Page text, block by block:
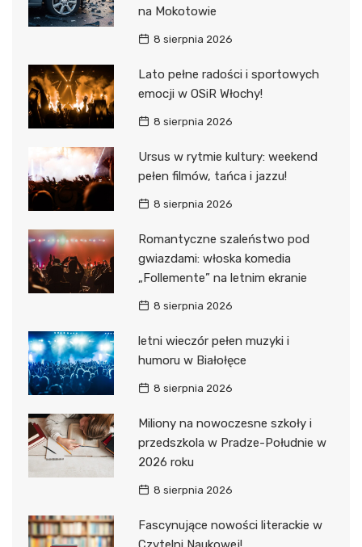
na Mokotowie
8 sierpnia 2026
Lato pełne radości i sportowych
emocji w OSiR Włochy!
8 sierpnia 2026
Ursus w rytmie kultury: weekend
pełen filmów, tańca i jazzu!
8 sierpnia 2026
Romantyczne szaleństwo pod
gwiazdami: włoska komedia
„Follemente” na letnim ekranie
8 sierpnia 2026
letni wieczór pełen muzyki i
humoru w Białołęce
8 sierpnia 2026
Miliony na nowoczesne szkoły i
przedszkola w Pradze-Południe w
2026 roku
8 sierpnia 2026
Fascynujące nowości literackie w